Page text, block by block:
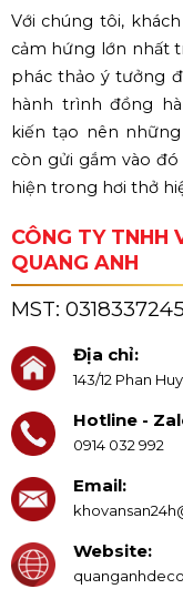
Với chúng tôi,
cảm hứng lớn nhất
phác thảo ý tưởng
hành trình đồng
kiến tạo nên
còn gửi gắm vào
hiện trong hơi thở
CÔNG TY TNHH
QUANG ANH
MST: 0318337245
Địa chỉ:
143/12 Phan
Hotline -
0914 032 992
Email:
Website: